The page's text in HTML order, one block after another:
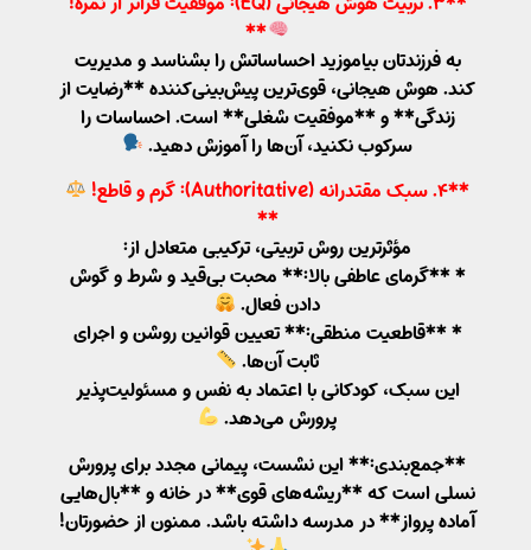
**
به فرزندتان بیاموزید احساساتش را بشناسد و مدیریت
کند. هوش هیجانی، قوی‌ترین پیش‌بینی‌کننده **رضایت از
زندگی** و **موفقیت شغلی** است. احساسات را
سرکوب نکنید، آن‌ها را آموزش دهید.
**۴. سبک مقتدرانه (Authoritative): گرم و قاطع!
**
مؤثرترین روش تربیتی، ترکیبی متعادل از:
* **گرمای عاطفی بالا:** محبت بی‌قید و شرط و گوش
دادن فعال.
* **قاطعیت منطقی:** تعیین قوانین روشن و اجرای
ثابت آن‌ها.
این سبک، کودکانی با اعتماد به نفس و مسئولیت‌پذیر
پرورش می‌دهد.
**جمع‌بندی:** این نشست، پیمانی مجدد برای پرورش
نسلی است که **ریشه‌های قوی** در خانه و **بال‌هایی
آماده پرواز** در مدرسه داشته باشد. ممنون از حضورتان!